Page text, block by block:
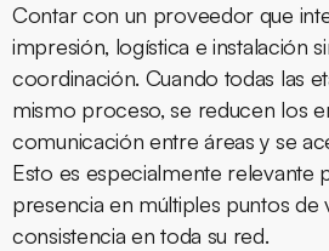
Contar con un proveedor que
impresión, logística e instalación
coordinación. Cuando todas las
mismo proceso, se reducen los
comunicación entre áreas y se
Esto es especialmente relevante
presencia en múltiples puntos de
consistencia en toda su red.